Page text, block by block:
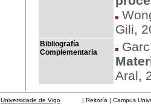
Gili,
Bibliografía
Complementaria
Aral,
Universidade de Vigo | Reitoría | Campus